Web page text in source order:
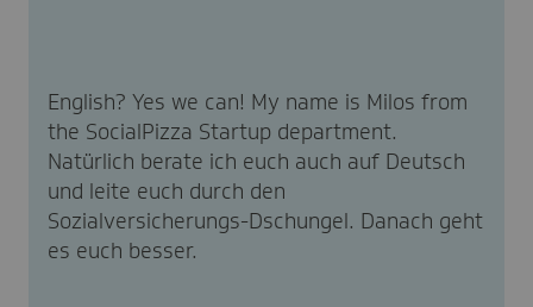
English? Yes we can! My name is Milos from
the SocialPizza Startup department.
Natürlich berate ich euch auch auf Deutsch
und leite euch durch den
Sozialversicherungs-Dschungel. Danach geht
es euch besser.